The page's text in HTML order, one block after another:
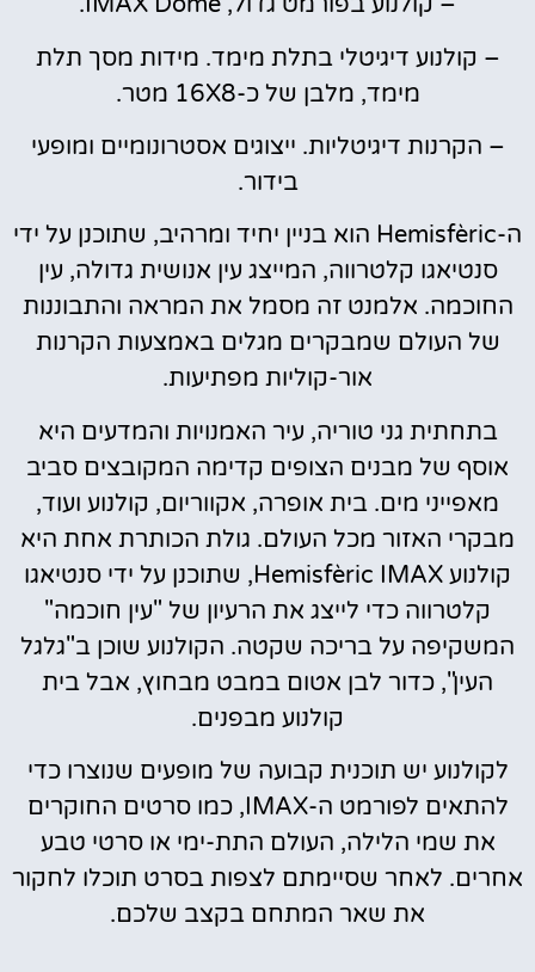
– קולנוע דיגיטלי בתלת מימד. מידות מסך תלת
מימד, מלבן של כ-16X8 מטר.
– הקרנות דיגיטליות. ייצוגים אסטרונומיים ומופעי
בידור.
ה-Hemisfèric הוא בניין יחיד ומרהיב, שתוכנן על ידי
סנטיאגו קלטרווה, המייצג עין אנושית גדולה, עין
החוכמה. אלמנט זה מסמל את המראה והתבוננות
של העולם שמבקרים מגלים באמצעות הקרנות
אור-קוליות מפתיעות.
בתחתית גני טוריה, עיר האמנויות והמדעים היא
אוסף של מבנים הצופים קדימה המקובצים סביב
מאפייני מים. בית אופרה, אקווריום, קולנוע ועוד,
מבקרי האזור מכל העולם. גולת הכותרת אחת היא
קולנוע Hemisfèric IMAX, שתוכנן על ידי סנטיאגו
קלטרווה כדי לייצג את הרעיון של "עין חוכמה"
המשקיפה על בריכה שקטה. הקולנוע שוכן ב"גלגל
העין", כדור לבן אטום במבט מבחוץ, אבל בית
קולנוע מבפנים.
לקולנוע יש תוכנית קבועה של מופעים שנוצרו כדי
להתאים לפורמט ה-IMAX, כמו סרטים החוקרים
את שמי הלילה, העולם התת-ימי או סרטי טבע
אחרים. לאחר שסיימתם לצפות בסרט תוכלו לחקור
את שאר המתחם בקצב שלכם.